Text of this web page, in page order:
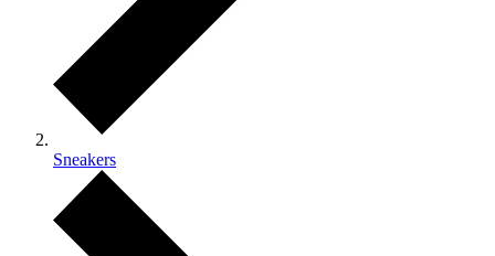
Sneakers